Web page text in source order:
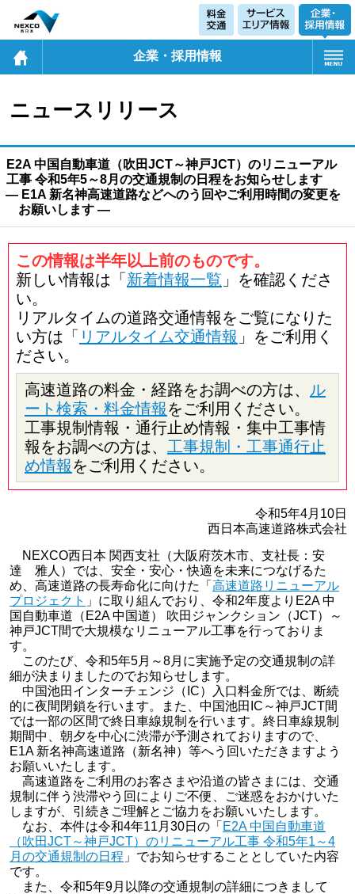
企業・採用情報
ニュースリリース
E2A 中国自動車道（吹田JCT～神戸JCT）のリニューアル
工事 令和5年5～8月の交通規制の日程をお知らせします
― E1A 新名神高速道路などへのう回やご利用時間の変更を
お願いします ―
この情報は半年以上前のものです。
新しい情報は「 新着情報一覧 」を確認くださ
い。
リアルタイムの道路交通情報をご覧になりた
い方は「 リアルタイム交通情報 」をご利用く
ださい。
高速道路の料金・経路をお調べの方は、 ル
ート検索・料金情報をご利用ください。
工事規制情報・通行止め情報・集中工事情
報をお調べの方は、 工事規制・工事通行止
め情報をご利用ください。
令和5年4月10日
西日本高速道路株式会社
NEXCO西日本 関西支社（大阪府茨木市、支社長：安
達 雅人）では、安全・安心・快適を未来につなげるた
め、高速道路の長寿命化に向けた「 高速道路リニューアル
プロジェクト 」に取り組んでおり、令和2年度よりE2A 中
国自動車道（E2A 中国道） 吹田ジャンクション（JCT）～
神戸JCT間で大規模なリニューアル工事を行っておりま
す。
このたび、令和5年5月～8月に実施予定の交通規制の詳
細が決まりましたのでお知らせします。
中国池田インターチェンジ（IC）入口料金所では、断続
的に夜間閉鎖を行います。また、中国池田IC～神戸JCT間
では一部の区間で終日車線規制を行います。終日車線規制
期間中、朝夕を中心に渋滞が予測されておりますので、
E1A 新名神高速道路（新名神）等へう回いただきますよう
お願いいたします。
高速道路をご利用のお客さまや沿道の皆さまには、交通
規制に伴う渋滞やう回によりご不便、ご迷惑をおかけいた
しますが、引続きご理解とご協力をお願いいたします。
なお、本件は令和4年11月30日の「 E2A 中国自動車道
（吹田JCT～神戸JCT）のリニューアル工事 令和5年1～4
月の交通規制の日程 」でお知らせすることとしていた内容
です。
また、令和5年9月以降の交通規制の詳細につきまして